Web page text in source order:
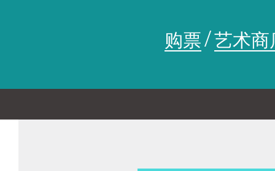
To see To say 国际女性艺术家
购票/艺术商